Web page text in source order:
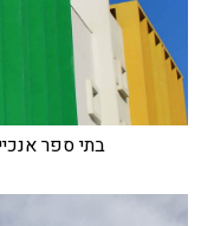
בתי ספר